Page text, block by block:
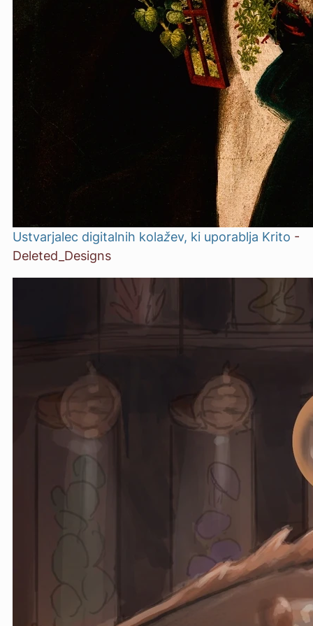
Ustvarjalec digitalnih kolažev, ki uporablja Krito -
Deleted_Designs